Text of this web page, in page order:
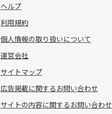
ヘルプ
利用規約
個人情報の取り扱いについて
運営会社
サイトマップ
広告掲載に関するお問い合わせ
サイトの内容に関するお問い合わせ